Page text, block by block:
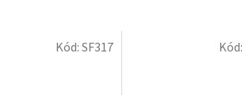
Kód:SF317 Kód: